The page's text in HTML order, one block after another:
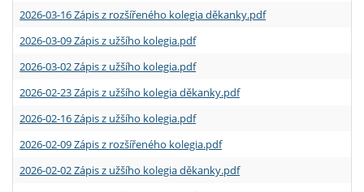
2026-03-16 Zápis z rozšířeného kolegia děkanky.pdf
2026-03-09 Zápis z užšího kolegia.pdf
2026-03-02 Zápis z užšího kolegia.pdf
2026-02-23 Zápis z užšího kolegia děkanky.pdf
2026-02-16 Zápis z užšího kolegia.pdf
2026-02-09 Zápis z rozšířeného kolegia.pdf
2026-02-02 Zápis z užšího kolegia děkanky.pdf